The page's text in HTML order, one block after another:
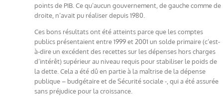
points de PIB. Ce qu’aucun gouvernement, de gauche comme de
droite, n’avait pu réaliser depuis 1980.
Ces bons résultats ont été atteints parce que les comptes
publics présentaient entre 1999 et 2001 un solde primaire (c’est-
à-dire un excédent des recettes sur les dépenses hors charges
d’intérêt) supérieur au niveau requis pour stabiliser le poids de
la dette. Cela a été dû en partie à la maîtrise de la dépense
publique – budgétaire et de Sécurité sociale -, qui a été assurée
sans préjudice pour la croissance.